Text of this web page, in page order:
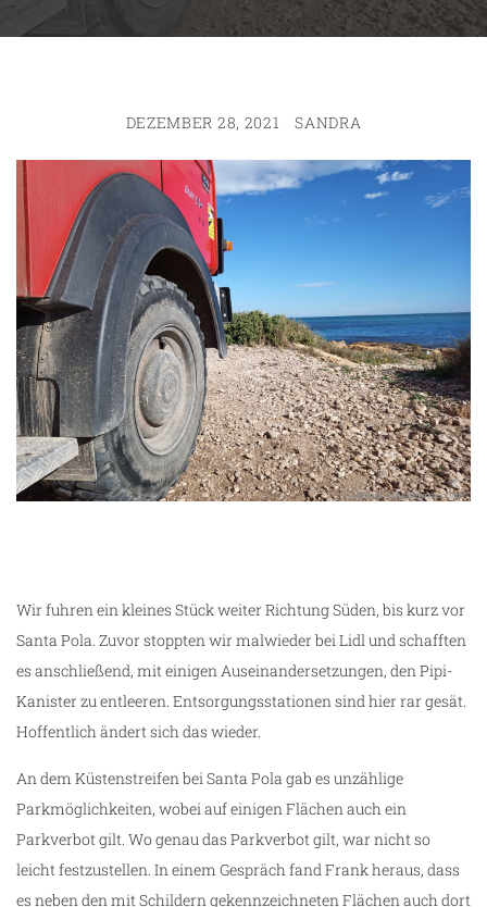
DEZEMBER 28, 2021 SANDRA
Wir fuhren ein kleines Stück weiter Richtung Süden, bis kurz vor
Santa Pola. Zuvor stoppten wir malwieder bei Lidl und schafften
es anschließend, mit einigen Auseinandersetzungen, den Pipi-
Kanister zu entleeren. Entsorgungsstationen sind hier rar gesät.
Hoffentlich ändert sich das wieder.
An dem Küstenstreifen bei Santa Pola gab es unzählige
Parkmöglichkeiten, wobei auf einigen Flächen auch ein
Parkverbot gilt. Wo genau das Parkverbot gilt, war nicht so
leicht festzustellen. In einem Gespräch fand Frank heraus, dass
es neben den mit Schildern gekennzeichneten Flächen auch dort